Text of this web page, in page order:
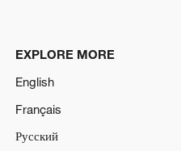
EXPLORE MORE
English
Français
Русский